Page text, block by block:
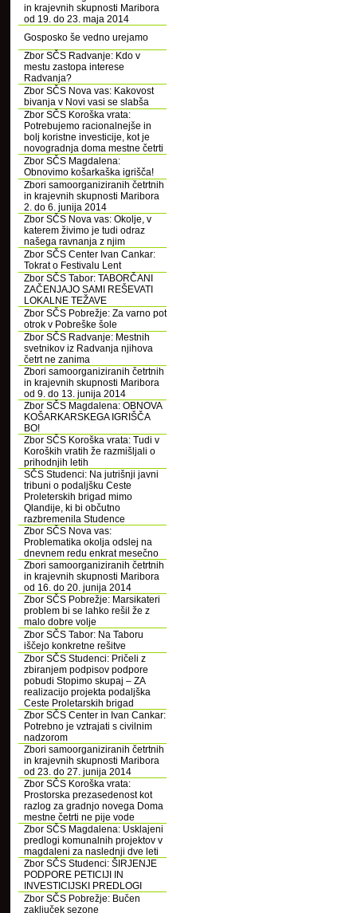
in krajevnih skupnosti Maribora
od 19. do 23. maja 2014
Gosposko še vedno urejamo
Zbor SČS Radvanje: Kdo v
mestu zastopa interese
Radvanja?
Zbor SČS Nova vas: Kakovost
bivanja v Novi vasi se slabša
Zbor SČS Koroška vrata:
Potrebujemo racionalnejše in
bolj koristne investicije, kot je
novogradnja doma mestne četrti
Zbor SČS Magdalena:
Obnovimo košarkaška igrišča!
Zbori samoorganiziranih četrtnih
in krajevnih skupnosti Maribora
2. do 6. junija 2014
Zbor SČS Nova vas: Okolje, v
katerem živimo je tudi odraz
našega ravnanja z njim
Zbor SČS Center Ivan Cankar:
Tokrat o Festivalu Lent
Zbor SČS Tabor: TABORČANI
ZAČENJAJO SAMI REŠEVATI
LOKALNE TEŽAVE
Zbor SČS Pobrežje: Za varno pot
otrok v Pobreške šole
Zbor SČS Radvanje: Mestnih
svetnikov iz Radvanja njihova
četrt ne zanima
Zbori samoorganiziranih četrtnih
in krajevnih skupnosti Maribora
od 9. do 13. junija 2014
Zbor SČS Magdalena: OBNOVA
KOŠARKARSKEGA IGRIŠČA
BO!
Zbor SČS Koroška vrata: Tudi v
Koroških vratih že razmišljali o
prihodnjih letih
SČS Studenci: Na jutrišnji javni
tribuni o podaljšku Ceste
Proleterskih brigad mimo
Qlandije, ki bi občutno
razbremenila Studence
Zbor SČS Nova vas:
Problematika okolja odslej na
dnevnem redu enkrat mesečno
Zbori samoorganiziranih četrtnih
in krajevnih skupnosti Maribora
od 16. do 20. junija 2014
Zbor SČS Pobrežje: Marsikateri
problem bi se lahko rešil že z
malo dobre volje
Zbor SČS Tabor: Na Taboru
iščejo konkretne rešitve
Zbor SČS Studenci: Pričeli z
zbiranjem podpisov podpore
pobudi Stopimo skupaj – ZA
realizacijo projekta podaljška
Ceste Proletarskih brigad
Zbor SČS Center in Ivan Cankar:
Potrebno je vztrajati s civilnim
nadzorom
Zbori samoorganiziranih četrtnih
in krajevnih skupnosti Maribora
od 23. do 27. junija 2014
Zbor SČS Koroška vrata:
Prostorska prezasedenost kot
razlog za gradnjo novega Doma
mestne četrti ne pije vode
Zbor SČS Magdalena: Usklajeni
predlogi komunalnih projektov v
magdaleni za naslednji dve leti
Zbor SČS Studenci: ŠIRJENJE
PODPORE PETICIJI IN
INVESTICIJSKI PREDLOGI
Zbor SČS Pobrežje: Bučen
zaključek sezone